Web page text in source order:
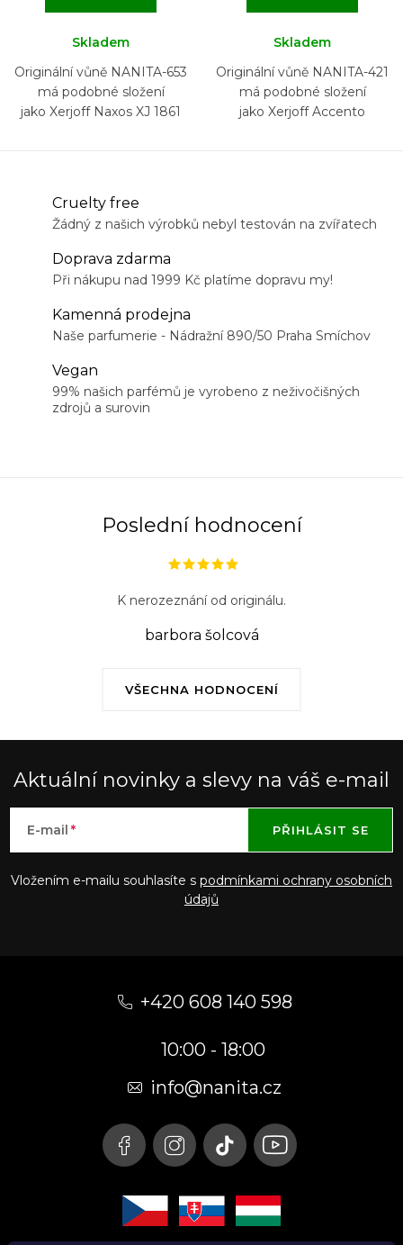
Skladem
Originální vůně NANITA-653
má podobné složení
jako Xerjoff Naxos XJ 1861
Skladem
Originální vůně NANITA-421
má podobné složení
jako Xerjoff Accento
Cruelty free
Žádný z našich výrobků nebyl testován na zvířatech
Doprava zdarma
Při nákupu nad 1999 Kč platíme dopravu my!
Kamenná prodejna
Naše parfumerie - Nádražní 890/50 Praha Smíchov
Vegan
99% našich parfémů je vyrobeno z neživočišných
zdrojů a surovin
Poslední hodnocení
VŠECHNA HODNOCENÍ
K nerozeznání od originálu.
barbora šolcová
Aktuální novinky a slevy na váš e-mail
E-mail
Vložením e-mailu souhlasíte s podmínkami ochrany osobních
údajů
PŘIHLÁSIT SE
+420 608 140 598
10:00 - 18:00
info@nanita.cz